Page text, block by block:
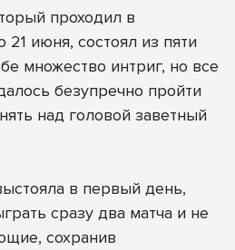
проходил в
21 июня, состоял из пяти
множество интриг, но все
безупречно пройти
над головой заветный
в первый день,
сразу два матча и не
сохранив